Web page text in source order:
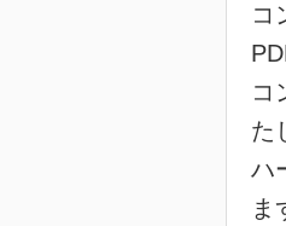
コ
コ
た
ハ
ま